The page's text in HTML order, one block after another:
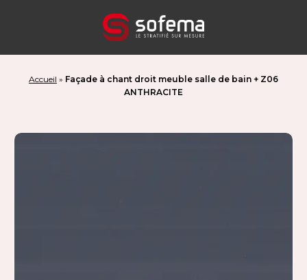
Accueil » Façade à chant droit meuble salle de bain + Z06
ANTHRACITE